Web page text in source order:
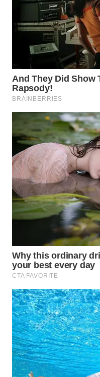
WN
PRIANGAN
TIMUR
SEMARANG
WN
SOLO
WN
BOROBUDUR
WN
MADURA
WN
WN
NATUNA
WN
BINTAN
WN
MANDALIKA
WN
LIKUPANG